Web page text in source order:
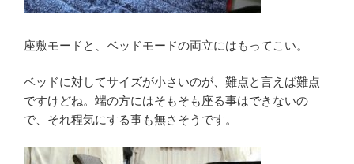
座敷モードと、ベッドモードの両立にはもってこい。
ベッドに対してサイズが小さいのが、難点と言えば難点
ですけどね。端の方にはそもそも座る事はできないの
で、それ程気にする事も無さそうです。